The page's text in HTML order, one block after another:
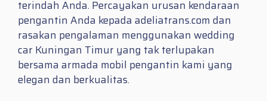
terindah Anda. Percayakan urusan kendaraan
pengantin Anda kepada adeliatrans.com dan
rasakan pengalaman menggunakan wedding
car Kuningan Timur yang tak terlupakan
bersama armada mobil pengantin kami yang
elegan dan berkualitas.